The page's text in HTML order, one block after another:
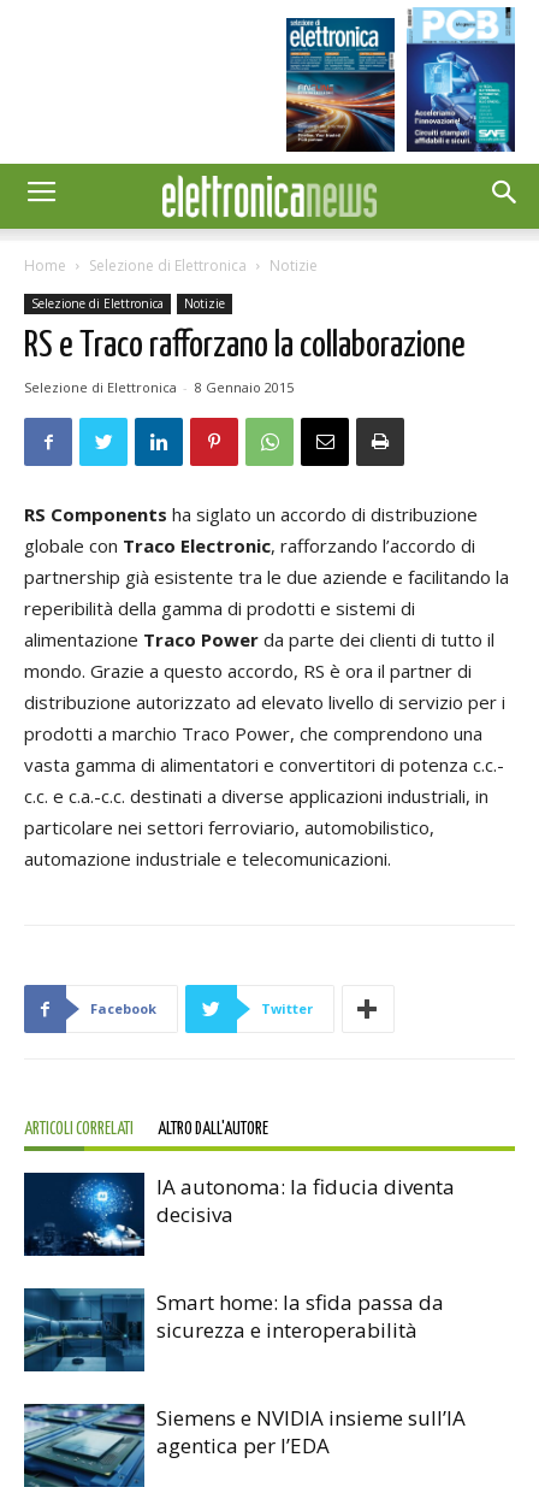
Home Selezione di Elettronica Notizie
Selezione di Elettronica Notizie
RS e Traco rafforzano la collaborazione
Selezione di Elettronica - 8 Gennaio 2015
RS Components ha siglato un accordo di distribuzione
globale con Traco Electronic, rafforzando l’accordo di
partnership già esistente tra le due aziende e facilitando la
reperibilità della gamma di prodotti e sistemi di
alimentazione Traco Power da parte dei clienti di tutto il
mondo. Grazie a questo accordo, RS è ora il partner di
distribuzione autorizzato ad elevato livello di servizio per i
prodotti a marchio Traco Power, che comprendono una
vasta gamma di alimentatori e convertitori di potenza c.c.-
c.c. e c.a.-c.c. destinati a diverse applicazioni industriali, in
particolare nei settori ferroviario, automobilistico,
automazione industriale e telecomunicazioni.
Facebook Twitter
ARTICOLI CORRELATI ALTRO DALL'AUTORE
IA autonoma: la fiducia diventa
decisiva
Smart home: la sfida passa da
sicurezza e interoperabilità
Siemens e NVIDIA insieme sull’IA
agentica per l’EDA